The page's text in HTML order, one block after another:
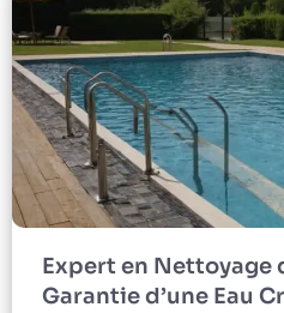
Expert en Nettoyage
Garantie d’une Eau